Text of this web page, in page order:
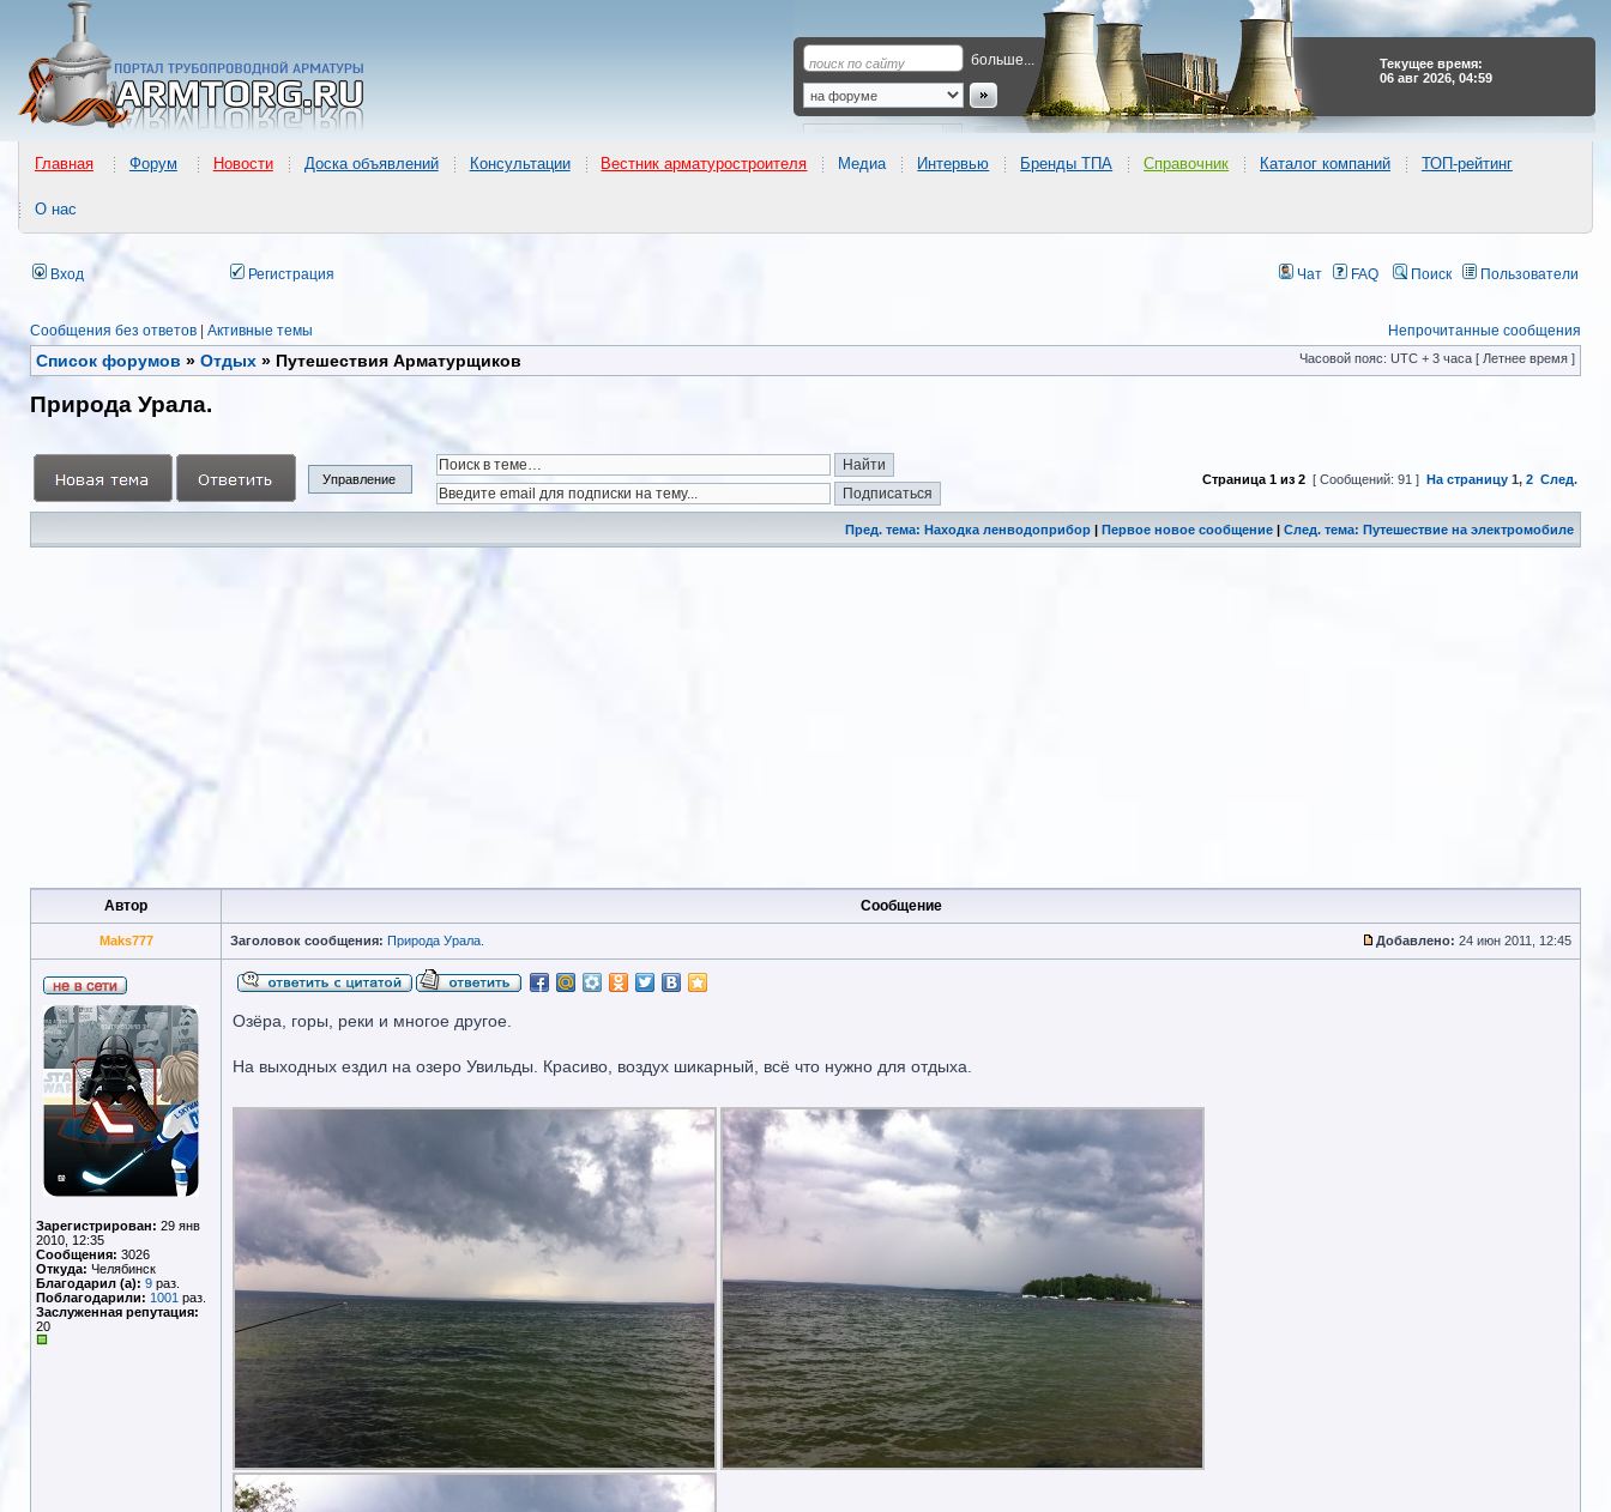
больше...
Текущее время:
06 авг 2026, 04:59
Главная Форум Новости Доска объявлений Консультации Вестник арматуростроителя Медиа Интервью Бренды ТПА Справочник Каталог компаний ТОП-рейтинг
О нас
Вход Регистрация Чат FAQ Поиск Пользователи
Сообщения без ответов | Активные темы Непрочитанные сообщения
Список форумов » Отдых » Путешествия Арматурщиков Часовой пояс: UTC + 3 часа [ Летнее время ]
Природа Урала.
Управление Страница 1 из 2 [ Сообщений: 91 ] На страницу 1, 2 След.
Пред. тема: Находка ленводоприбор | Первое новое сообщение | След. тема: Путешествие на электромобиле
Автор Сообщение
Maks777 Заголовок сообщения: Природа Урала. Добавлено: 24 июн 2011, 12:45
Зарегистрирован: 29 янв
2010, 12:35
Сообщения: 3026
Откуда: Челябинск
Благодарил (а): 9 раз.
Поблагодарили: 1001 раз.
Заслуженная репутация:
20
Озёра, горы, реки и многое другое.
На выходных ездил на озеро Увильды. Красиво, воздух шикарный, всё что нужно для отдыха.